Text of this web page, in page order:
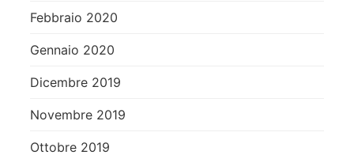
Febbraio 2020
Gennaio 2020
Dicembre 2019
Novembre 2019
Ottobre 2019